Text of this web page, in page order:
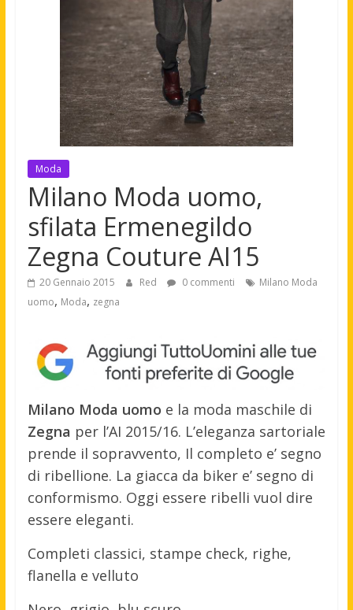
Moda
Milano Moda uomo,
sfilata Ermenegildo
Zegna Couture AI15
20 Gennaio 2015 Red 0 commenti
Milano Moda
uomo, Moda, zegna
Milano Moda uomo e la moda maschile di
Zegna per l’AI 2015/16. L’eleganza sartoriale
prende il sopravvento, Il completo e’ segno
di ribellione. La giacca da biker e’ segno di
conformismo. Oggi essere ribelli vuol dire
essere eleganti.
Completi classici, stampe check, righe,
flanella e velluto